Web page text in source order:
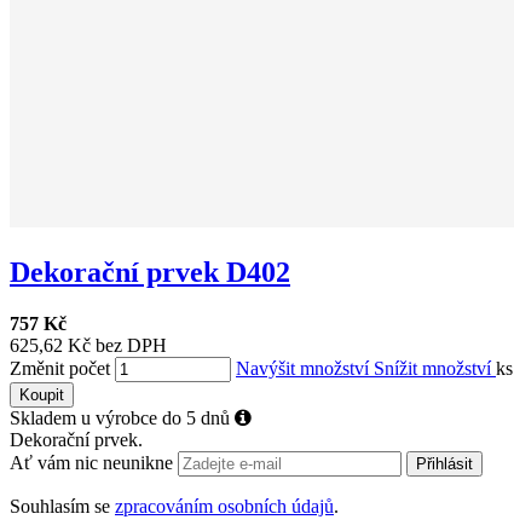
Dekorační prvek D402
757 Kč
625,62 Kč bez DPH
Změnit počet
Navýšit množství Snížit množstvíks
Koupit
Skladem u výrobce do 5 dnů
Dekorační prvek.
Ať vám nic neunikne
Přihlásit
Souhlasím se zpracováním osobních údajů.